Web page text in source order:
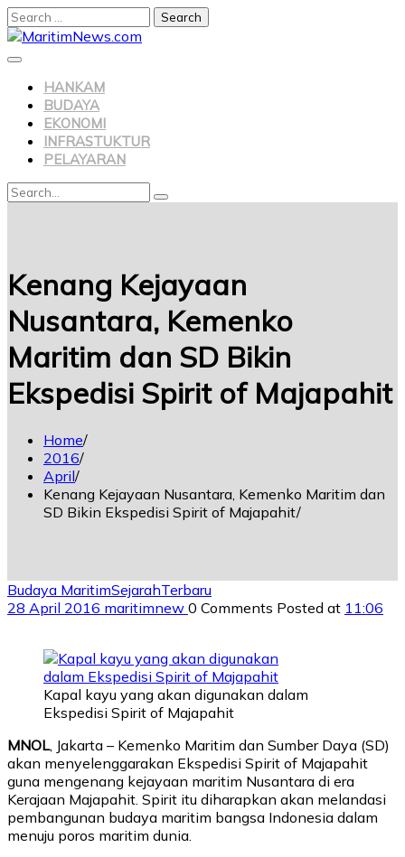
Search
for:
Skip
to
HANKAM
BUDAYA
EKONOMI
INFRASTUKTUR
PELAYARAN
Search
Search
Kenang Kejayaan
Nusantara, Kemenko
Maritim dan SD Bikin
Ekspedisi Spirit of Majapahit
Home
2016
April
Kenang Kejayaan Nusantara, Kemenko Maritim dan
SD Bikin Ekspedisi Spirit of Majapahit
Budaya MaritimSejarahTerbaru
28 April 2016 maritimnew 0 Comments Posted at 11:06
Kapal kayu yang akan digunakan dalam
Ekspedisi Spirit of Majapahit
MNOL, Jakarta – Kemenko Maritim dan Sumber Daya (SD)
akan menyelenggarakan Ekspedisi Spirit of Majapahit
guna mengenang kejayaan maritim Nusantara di era
Kerajaan Majapahit. Spirit itu diharapkan akan melandasi
pembangunan budaya maritim bangsa Indonesia dalam
menuju poros maritim dunia.